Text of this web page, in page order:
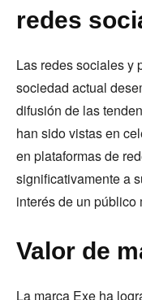
redes
Las redes sociales y
sociedad actual
difusión de las
han sido vistas en
en plataformas de
significativamente a
interés de un público
Valor de
La marca Exe ha